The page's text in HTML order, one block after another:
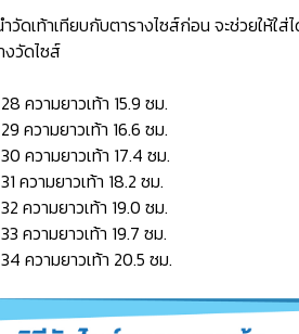
ำวัดเท้าเทียบกับตารางไซส์ก่อน จะช่วยให้ใส่
งวัดไซส์
ความยาวเท้า 15.9 ซม.
ความยาวเท้า 16.6 ซม.
ความยาวเท้า 17.4 ซม.
ความยาวเท้า 18.2 ซม.
ความยาวเท้า 19.0 ซม.
ความยาวเท้า 19.7 ซม.
ความยาวเท้า 20.5 ซม.